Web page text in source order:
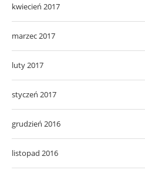
kwiecień 2017
marzec 2017
luty 2017
styczeń 2017
grudzień 2016
listopad 2016